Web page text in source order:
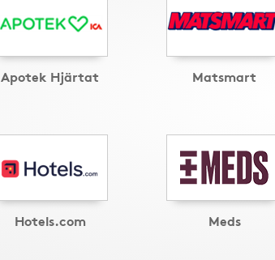
Apotek Hjärtat Matsmart
Hotels.com Meds